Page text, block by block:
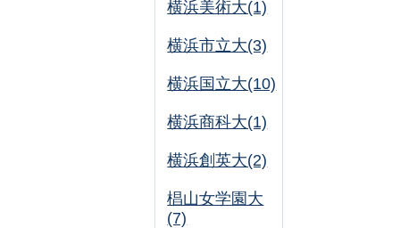
横浜美術大(1)
横浜市立大(3)
横浜国立大(10)
横浜商科大(1)
横浜創英大(2)
椙山女学園大
(7)